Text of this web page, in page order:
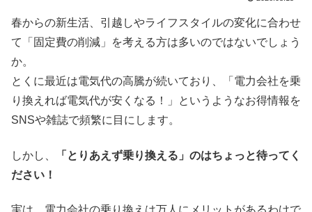
春からの新生活、引越しやライフスタイルの変化に合わせ
て「固定費の削減」を考える方は多いのではないでしょう
か。
とくに最近は電気代の高騰が続いており、「電力会社を乗
り換えれば電気代が安くなる！」というようなお得情報を
SNSや雑誌で頻繁に目にします。
しかし、
「とりあえず乗り換える」のはちょっと待ってく
ださい！
実は、電力会社の乗り換えは万人にメリットがあるわけで